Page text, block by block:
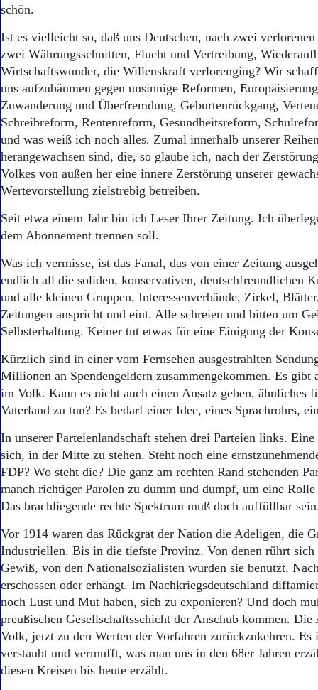
schön.
Ist es vielleicht so, daß uns Deutschen, nach zwei
zwei Währungsschnitten, Flucht und Vertreibung,
Wirtschaftswunder, die Willenskraft verlorenging? Wir
uns aufzubäumen gegen unsinnige Reformen,
Zuwanderung und Überfremdung, Geburtenrückgang,
Schreibreform, Rentenreform, Gesundheitsreform,
und was weiß ich noch alles. Zumal innerhalb unserer
herangewachsen sind, die, so glaube ich, nach der
Volkes von außen her eine innere Zerstörung unserer
Wertevorstellung zielstrebig betreiben.
Seit etwa einem Jahr bin ich Leser Ihrer Zeitung. Ich
dem Abonnement trennen soll.
Was ich vermisse, ist das Fanal, das von einer Zeitung
endlich all die soliden, konservativen, deutschfreundlichen
und alle kleinen Gruppen, Interessenverbände, Zirkel,
Zeitungen anspricht und eint. Alle schreien und bitten um
Selbsterhaltung. Keiner tut etwas für eine Einigung der
Kürzlich sind in einer vom Fernsehen ausgestrahlten
Millionen an Spendengeldern zusammengekommen. Es gibt
im Volk. Kann es nicht auch einen Ansatz geben, ähnliches
Vaterland zu tun? Es bedarf einer Idee, eines Sprachrohrs,
In unserer Parteienlandschaft stehen drei Parteien links.
sich, in der Mitte zu stehen. Steht noch eine
FDP? Wo steht die? Die ganz am rechten Rand stehenden
manch richtiger Parolen zu dumm und dumpf, um eine
Das brachliegende rechte Spektrum muß doch auffüllbar
Vor 1914 waren das Rückgrat der Nation die Adeligen, die
Industriellen. Bis in die tiefste Provinz. Von denen rührt sich
Gewiß, von den Nationalsozialisten wurden sie benutzt.
erschossen oder erhängt. Im Nachkriegsdeutschland
noch Lust und Mut haben, sich zu exponieren? Und doch
preußischen Gesellschaftsschicht der Anschub kommen. Die
Volk, jetzt zu den Werten der Vorfahren zurückzukehren. Es
verstaubt und vermufft, was man uns in den 68er Jahren
diesen Kreisen bis heute erzählt.